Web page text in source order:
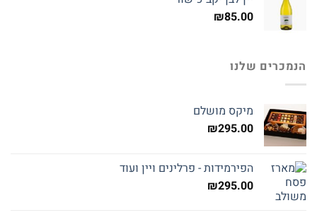
₪85.00
הנמכרים שלנו
מיקס מושלם
₪295.00
הפירמידות - פרלינים ויין ועוד
₪295.00